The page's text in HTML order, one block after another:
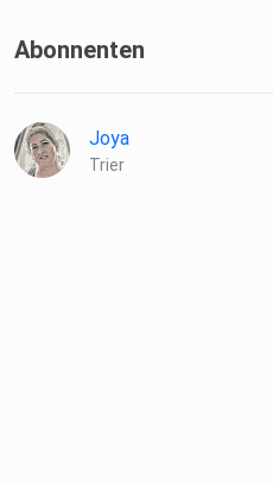
Abonnenten
Joya
Trier